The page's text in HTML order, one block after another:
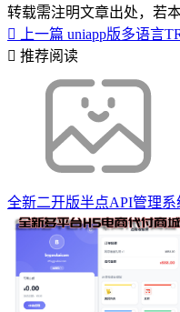
转载需注明文章出处，若
上一篇 uniapp版多语言
推荐阅读
全新二开版半点API管理